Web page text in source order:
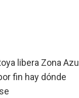
libera Zona Azul
fin hay dónde